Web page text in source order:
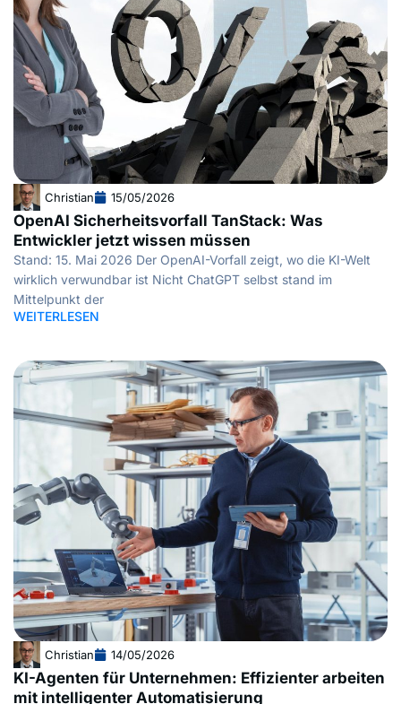
Christian 15/05/2026
OpenAI Sicherheitsvorfall TanStack: Was
Entwickler jetzt wissen müssen
Stand: 15. Mai 2026 Der OpenAI-Vorfall zeigt, wo die KI-Welt
wirklich verwundbar ist Nicht ChatGPT selbst stand im
Mittelpunkt der
WEITERLESEN
Christian 14/05/2026
KI-Agenten für Unternehmen: Effizienter arbeiten
mit intelligenter Automatisierung